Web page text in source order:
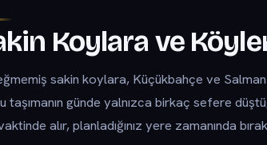
Koylara ve
sakin koylara, Küçükbahçe ve
taşımanın günde yalnızca birkaç sefere
alır, planladığınız yere zamanında